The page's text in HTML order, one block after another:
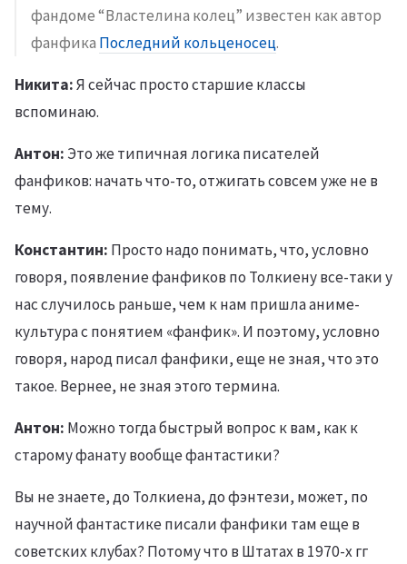
фандоме “Властелина колец” известен как автор
фанфика Последний кольценосец.
Никита:Я сейчас просто старшие классы
вспоминаю.
Антон: Это же типичная логика писателей
фанфиков: начать что-то, отжигать совсем уже не в
тему.
Константин: Просто надо понимать, что, условно
говоря, появление фанфиков по Толкиену все-таки у
нас случилось раньше, чем к нам пришла аниме-
культура с понятием «фанфик». И поэтому, условно
говоря, народ писал фанфики, еще не зная, что это
такое. Вернее, не зная этого термина.
Антон: Можно тогда быстрый вопрос к вам, как к
старому фанату вообще фантастики?
Вы не знаете, до Толкиена, до фэнтези, может, по
научной фантастике писали фанфики там еще в
советских клубах? Потому что в Штатах в 1970-х гг